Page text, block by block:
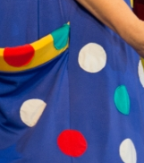
цирковой
, руководитель